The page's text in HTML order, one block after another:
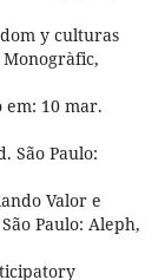
y culturas
em: 10 mar.
São Paulo:
Valor e
Paulo: Aleph,